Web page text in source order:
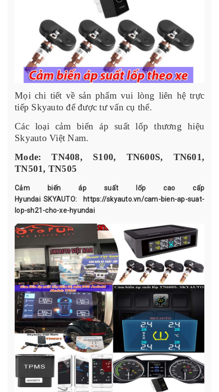
Mọi chi tiết về sản phẩm vui lòng liên hệ trực
tiếp Skyauto để được tư vấn cụ thể.
Các loại cảm biến áp suất lốp thương hiệu
Skyauto Việt Nam.
Mode: TN408, S100, TN600S, TN601,
TN501, TN505
Cảm biến áp suất lốp cao cấp
Hyundai SKYAUTO:
https://skyauto.vn/cam-bien-ap-suat-
lop-sh21-cho-xe-hyundai